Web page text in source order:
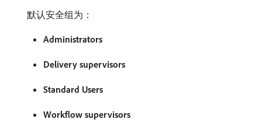
默认安全组为：
Administrators
Delivery supervisors
Standard Users
Workflow supervisors